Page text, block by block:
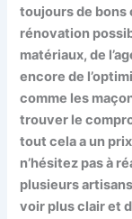
toujours de bons
rénovation
matériaux, de
encore de
comme les
trouver le
tout cela a un
n’hésitez pas à
plusieurs
voir plus clair et